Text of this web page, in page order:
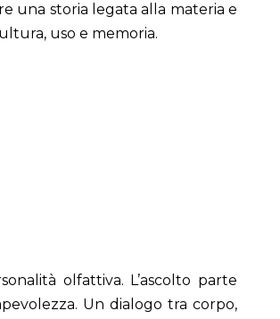
una storia legata alla materia e
uso e memoria.
olfattiva. L’ascolto parte
Un dialogo tra corpo,